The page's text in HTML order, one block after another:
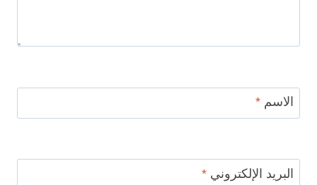
الاسم *
البريد الإلكتروني *